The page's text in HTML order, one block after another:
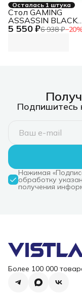
Осталась 1 штука
5 550 ₽6 938 ₽−20
Стол GAMING
ASSASSIN BLACK
64331 DEFENDER
Подпишитесь
Нажимая
обработку
получения
Более 100 000